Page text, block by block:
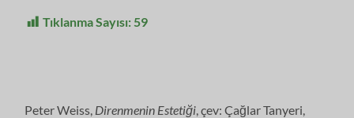
Tıklanma Sayısı: 59
Peter Weiss, Direnmenin Estetiği , çev: Çağlar Tanyeri,